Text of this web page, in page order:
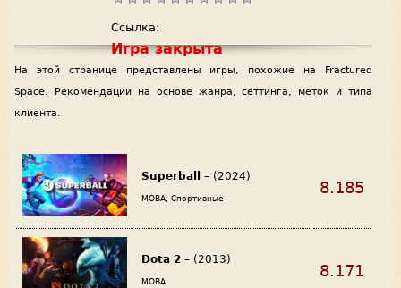
Ссылка:
Игра закрыта
На этой странице представлены игры, похожие на Fractured
Space. Рекомендации на основе жанра, сеттинга, меток и типа
клиента.
Superball – (2024)
MOBA, Спортивные
8.185
Dota 2 – (2013)
MOBA
8.171